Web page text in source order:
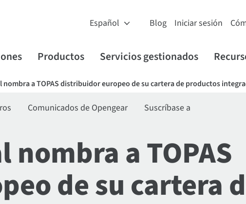
Blog Iniciar sesión
Productos Servicios gestionados
a TOPAS distribuidor europeo de su cartera de productos
Comunicados de Opengear Suscríbase a
a TOPAS
de su cartera